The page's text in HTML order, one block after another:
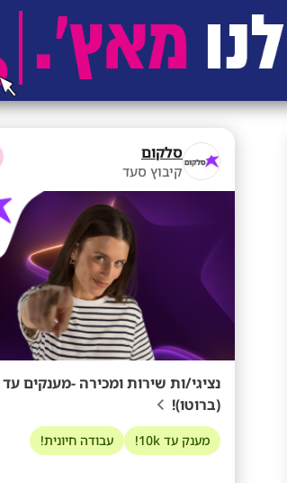
סלקום
קיבוץ סעד
(ברוטו)!
מענק עד 10k! עבודה חיונית!